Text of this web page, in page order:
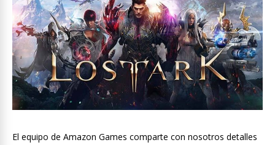
El equipo de Amazon Games comparte con nosotros detalles